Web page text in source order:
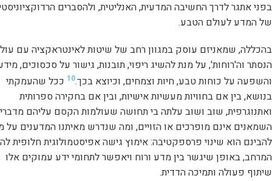
בפני אתגר לדרך החשיבה המדעית, האנליטית, ולהסברים
של המדע לעולם הטבע.
בהכללה, שמאניזם עוסק במגוון רחב של שיטות לאינטראקציה עם
הנסתר וה'רוחות', על מנת להשיג ריפוי, תובנות, גישור על סכסוכים,
והשפעה על כוחות טבע, חיות וצמחים, וכיוצא בכך.10 ככל שהעמקתי
בנושא, בין אם בחוויות מעשיות אישיות, ובין אם בחקירה ספרותית
ואתנוגרפית, שוב ושוב עלתה בי תחושה שעולמות הקסם עליהם
השמאנים אינם מופרכים או הזויים, ומה שנדרש מאיתנו המדענים על
להבינם הוא שינוי פרספקטיבה: אימוץ גישה אפיסטמולוגית חלופית
המרחב, באופן שיגשר בין מדע ורוח ויאפשר לתחומי ידע עמוקים אלו
שיתוף פעולה ותמיכה הדדית.